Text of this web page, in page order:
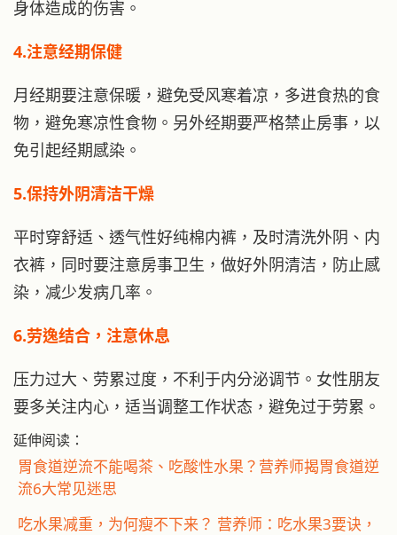
身体造成的伤害。
4.注意经期保健
月经期要注意保暖，避免受风寒着凉，多进食热的食
物，避免寒凉性食物。另外经期要严格禁止房事，以
免引起经期感染。
5.保持外阴清洁干燥
平时穿舒适、透气性好纯棉内裤，及时清洗外阴、内
衣裤，同时要注意房事卫生，做好外阴清洁，防止感
染，减少发病几率。
6.劳逸结合，注意休息
压力过大、劳累过度，不利于内分泌调节。女性朋友
要多关注内心，适当调整工作状态，避免过于劳累。
延伸阅读：
胃食道逆流不能喝茶、吃酸性水果？营养师揭胃食道逆
流6大常见迷思
吃水果减重，为何瘦不下来？ 营养师：吃水果3要诀，